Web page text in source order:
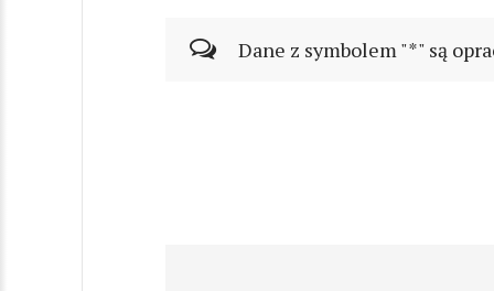
Dane z symbolem "*" są